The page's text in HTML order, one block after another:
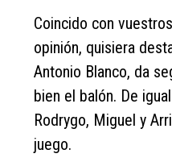
Coincido con
opinión, quisiera
Antonio Blanco, da
bien el balón. De
Rodrygo, Miguel y
juego.